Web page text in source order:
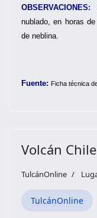
OBSERVACIONES:
nublado, en horas
de neblina.
Fuente: Ficha técnica
Volcán
TulcánOnline
TulcánOnline